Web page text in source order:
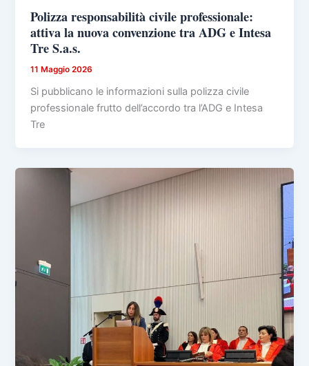
Polizza responsabilità civile professionale:
attiva la nuova convenzione tra ADG e Intesa
Tre S.a.s.
11 Maggio 2026
Si pubblicano le informazioni sulla polizza civile
professionale frutto dell’accordo tra l’ADG e Intesa
Tre